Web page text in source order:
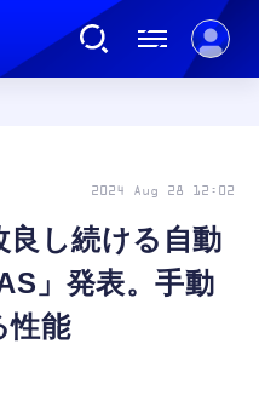
ト
良し続ける自動
」発表。手動
性能
2024 Aug 28 12:02